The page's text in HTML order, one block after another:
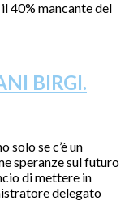
40% mancante del
BIRGI.
solo se c’è un
speranze sul futuro
di mettere in
delegato